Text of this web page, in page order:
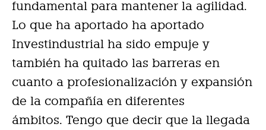
fundamental para mantener la agilidad.
Lo que ha aportado ha aportado
Investindustrial ha sido empuje y
también ha quitado las barreras en
cuanto a profesionalización y expansión
de la compañía en diferentes
ámbitos. Tengo que decir que la llegada